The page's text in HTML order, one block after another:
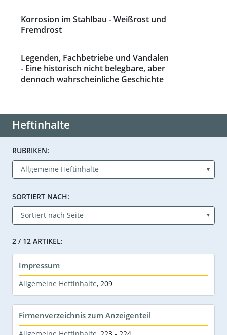
Korrosion im Stahlbau - Weißrost und
Fremdrost
Legenden, Fachbetriebe und Vandalen
- Eine historisch nicht belegbare, aber
dennoch wahrscheinliche Geschichte
Heftinhalte
RUBRIKEN:
SORTIERT NACH:
2 / 12 ARTIKEL:
Impressum
Allgemeine Heftinhalte, 209
Firmenverzeichnis zum Anzeigenteil